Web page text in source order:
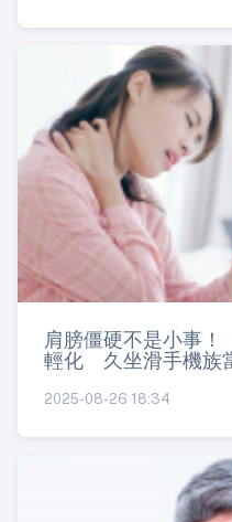
肩膀僵硬不是小事
輕化 久坐滑手機族
2025-08-26 18:34